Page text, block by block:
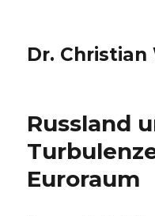
Dr.
Russland
Euroraum